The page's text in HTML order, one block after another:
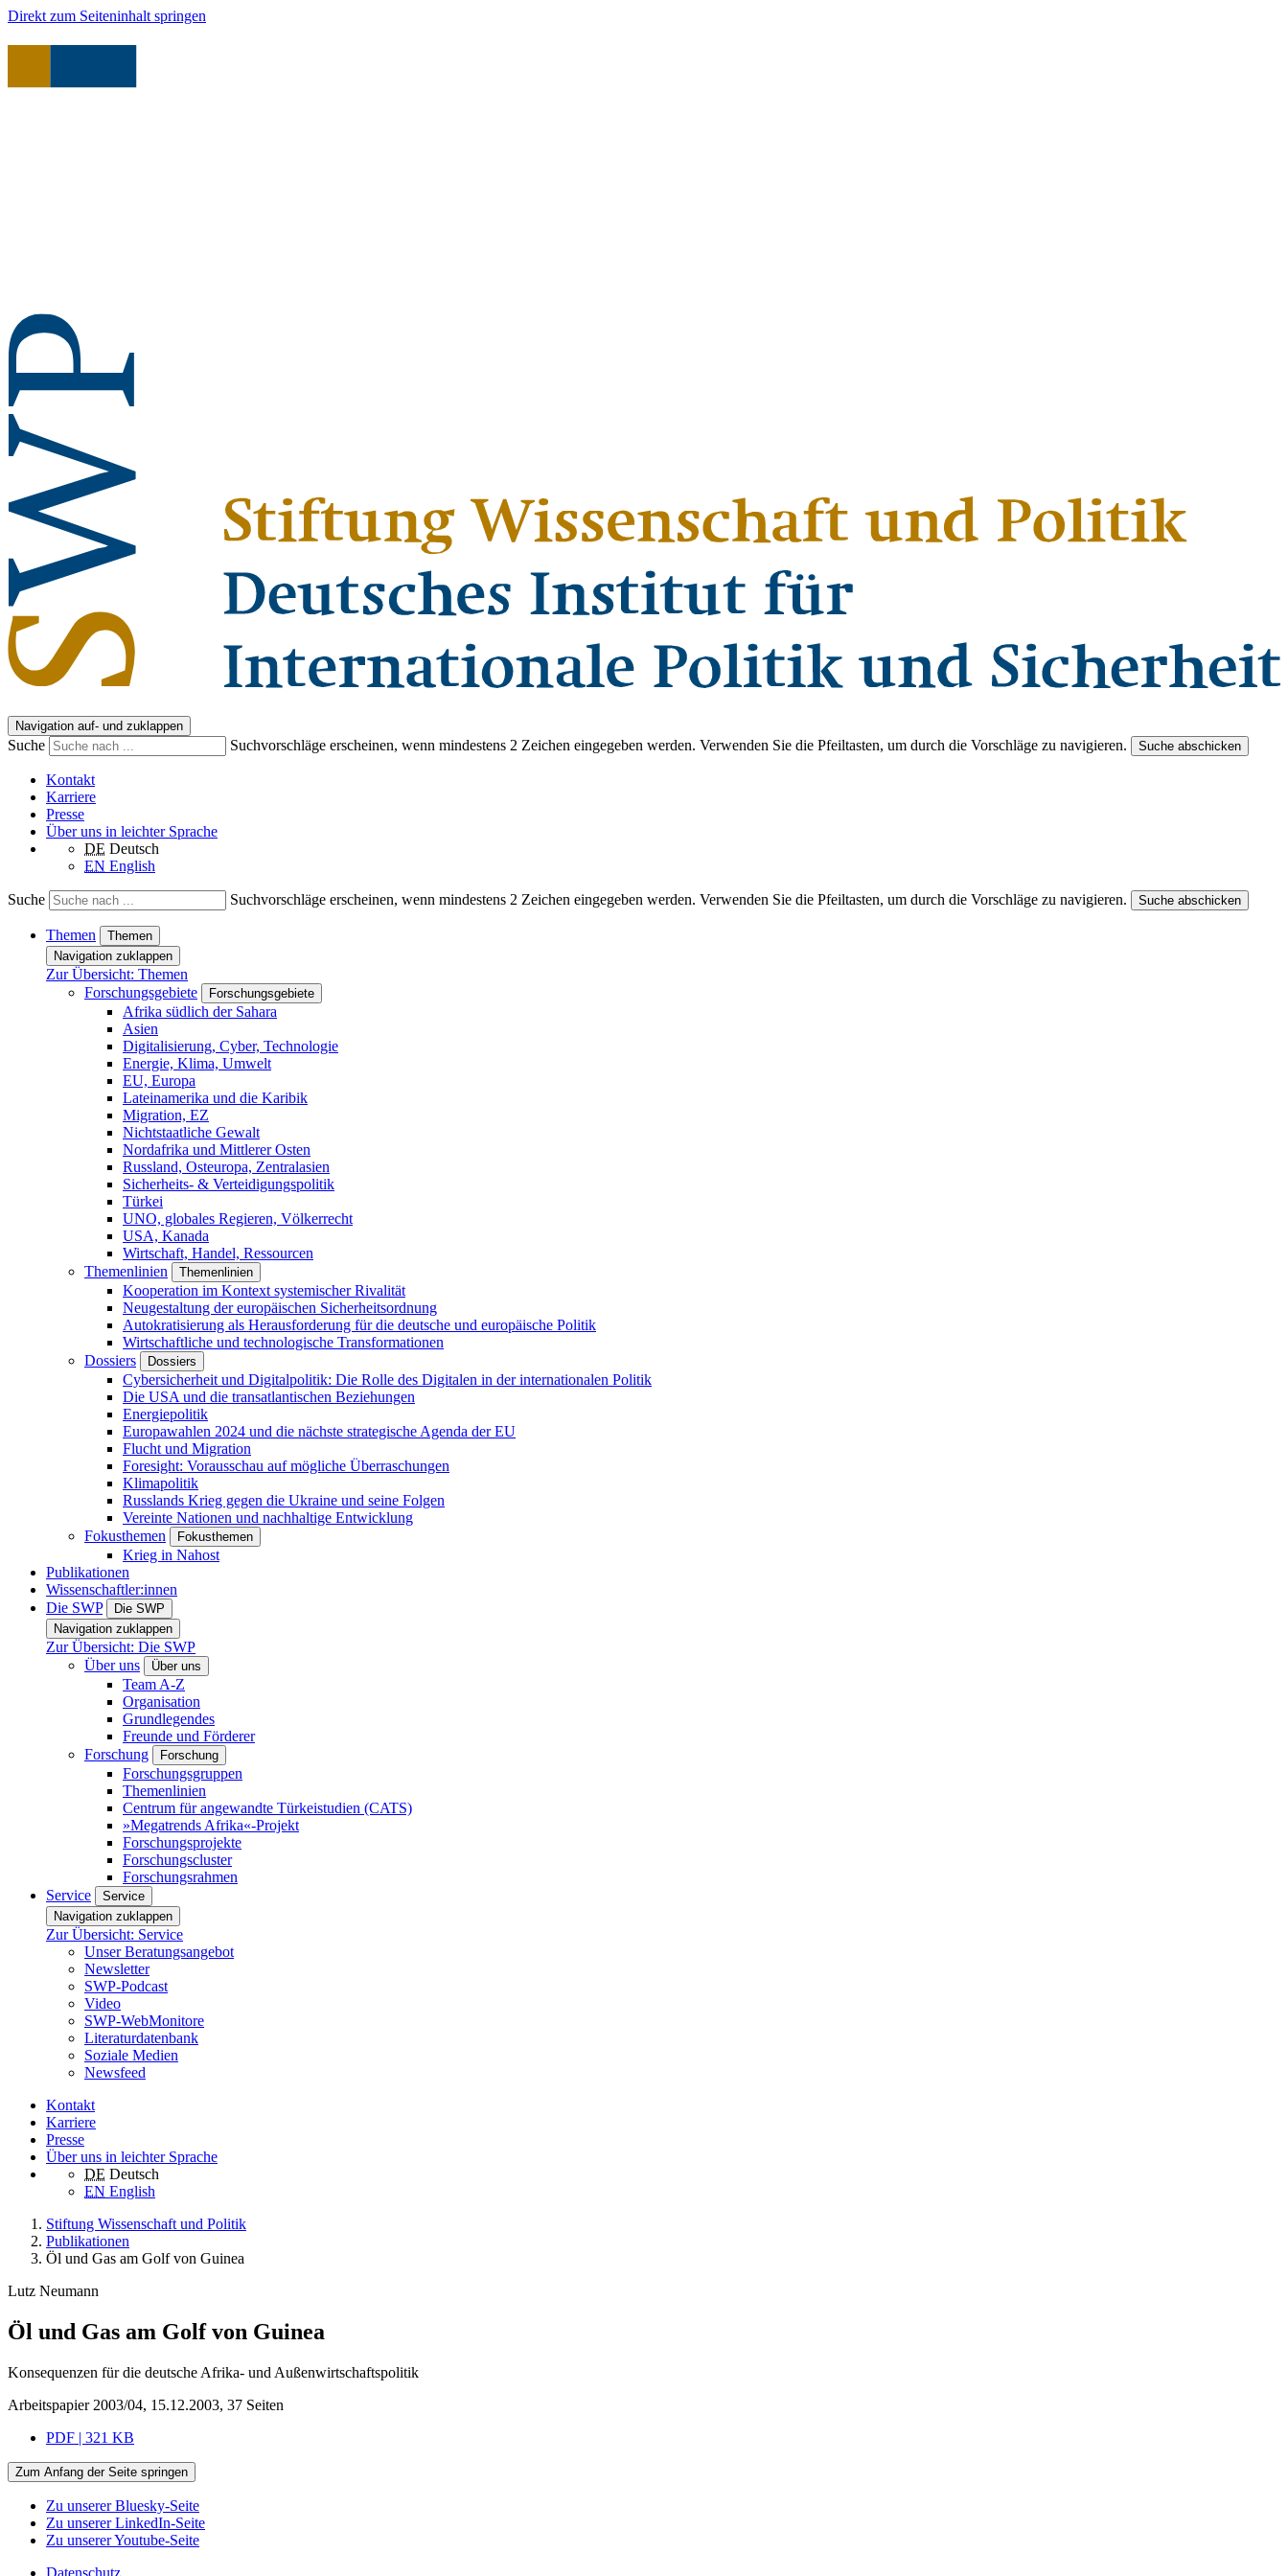
Direkt zum Seiteninhalt springen
Navigation auf- und zuklappen
Suche Suchvorschläge erscheinen, wenn mindestens 2 Zeichen eingegeben werden. Verwenden Sie die Pfeiltasten, um durch die Vorschläge zu navigieren. Suche abschicken
Kontakt
Karriere
Presse
Über uns in leichter Sprache
DE Deutsch
EN English
Suche Suchvorschläge erscheinen, wenn mindestens 2 Zeichen eingegeben werden. Verwenden Sie die Pfeiltasten, um durch die Vorschläge zu navigieren. Suche abschicken
Themen
Themen
Navigation zuklappen
Zur Übersicht: Themen
Forschungsgebiete
Forschungsgebiete
Afrika südlich der Sahara
Asien
Digitalisierung, Cyber, Technologie
Energie, Klima, Umwelt
EU, Europa
Lateinamerika und die Karibik
Migration, EZ
Nichtstaatliche Gewalt
Nordafrika und Mittlerer Osten
Russland, Osteuropa, Zentralasien
Sicherheits- & Verteidigungspolitik
Türkei
UNO, globales Regieren, Völkerrecht
USA, Kanada
Wirtschaft, Handel, Ressourcen
Themenlinien
Themenlinien
Kooperation im Kontext systemischer Rivalität
Neugestaltung der europäischen Sicherheitsordnung
Autokratisierung als Herausforderung für die deutsche und europäische Politik
Wirtschaftliche und technologische Transformationen
Dossiers
Dossiers
Cybersicherheit und Digitalpolitik: Die Rolle des Digitalen in der internationalen Politik
Die USA und die transatlantischen Beziehungen
Energiepolitik
Europawahlen 2024 und die nächste strategische Agenda der EU
Flucht und Migration
Foresight: Vorausschau auf mögliche Überraschungen
Klimapolitik
Russlands Krieg gegen die Ukraine und seine Folgen
Vereinte Nationen und nachhaltige Entwicklung
Fokusthemen
Fokusthemen
Krieg in Nahost
Publikationen
Wissenschaftler:innen
Die SWP
Die SWP
Navigation zuklappen
Zur Übersicht: Die SWP
Über uns
Über uns
Team A-Z
Organisation
Grundlegendes
Freunde und Förderer
Forschung
Forschung
Forschungsgruppen
Themenlinien
Centrum für angewandte Türkeistudien (CATS)
»Megatrends Afrika«-Projekt
Forschungsprojekte
Forschungscluster
Forschungsrahmen
Service
Service
Navigation zuklappen
Zur Übersicht: Service
Unser Beratungsangebot
Newsletter
SWP-Podcast
Video
SWP-WebMonitore
Literaturdatenbank
Soziale Medien
Newsfeed
Kontakt
Karriere
Presse
Über uns in leichter Sprache
DE Deutsch
EN English
Stiftung Wissenschaft und Politik
Publikationen
Öl und Gas am Golf von Guinea
Lutz Neumann
Öl und Gas am Golf von Guinea
Konsequenzen für die deutsche Afrika- und Außenwirtschaftspolitik
Arbeitspapier 2003/04, 15.12.2003, 37 Seiten
PDF | 321 KB
Zum Anfang der Seite springen
Zu unserer Bluesky-Seite
Zu unserer LinkedIn-Seite
Zu unserer Youtube-Seite